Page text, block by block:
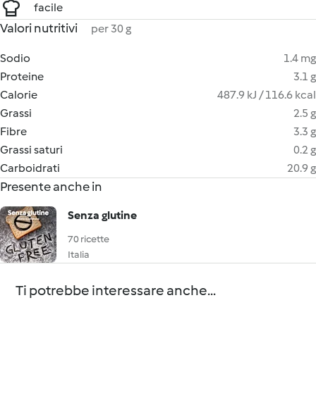
facile
Valori nutritivi per 30 g
Sodio
1.4 mg
Proteine
3.1 g
Calorie
487.9 kJ / 116.6 kcal
Grassi
2.5 g
Fibre
3.3 g
Grassi saturi
0.2 g
Carboidrati
20.9 g
Presente anche in
Senza glutine
70 ricette
Italia
Ti potrebbe interessare anche...